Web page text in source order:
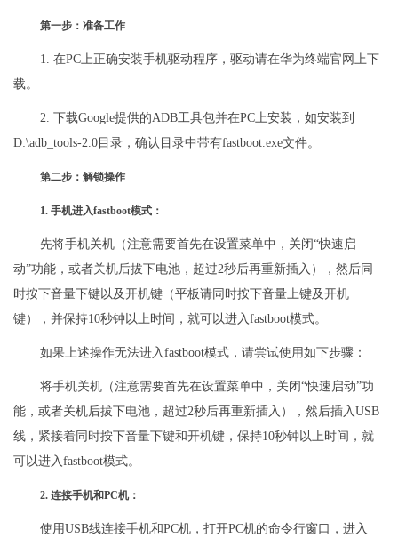
第一步：准备工作
1. 在PC上正确安装手机驱动程序，驱动请在华为终端官网上下
载。
2. 下载Google提供的ADB工具包并在PC上安装，如安装到
D:\adb_tools-2.0目录，确认目录中带有fastboot.exe文件。
第二步：解锁操作
1. 手机进入fastboot模式：
先将手机关机（注意需要首先在设置菜单中，关闭“快速启
动”功能，或者关机后拔下电池，超过2秒后再重新插入），然后同
时按下音量下键以及开机键（平板请同时按下音量上键及开机
键），并保持10秒钟以上时间，就可以进入fastboot模式。
如果上述操作无法进入fastboot模式，请尝试使用如下步骤：
将手机关机（注意需要首先在设置菜单中，关闭“快速启动”功
能，或者关机后拔下电池，超过2秒后再重新插入），然后插入USB
线，紧接着同时按下音量下键和开机键，保持10秒钟以上时间，就
可以进入fastboot模式。
2. 连接手机和PC机：
使用USB线连接手机和PC机，打开PC机的命令行窗口，进入